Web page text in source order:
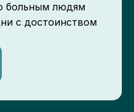
больным людям
с достоинством